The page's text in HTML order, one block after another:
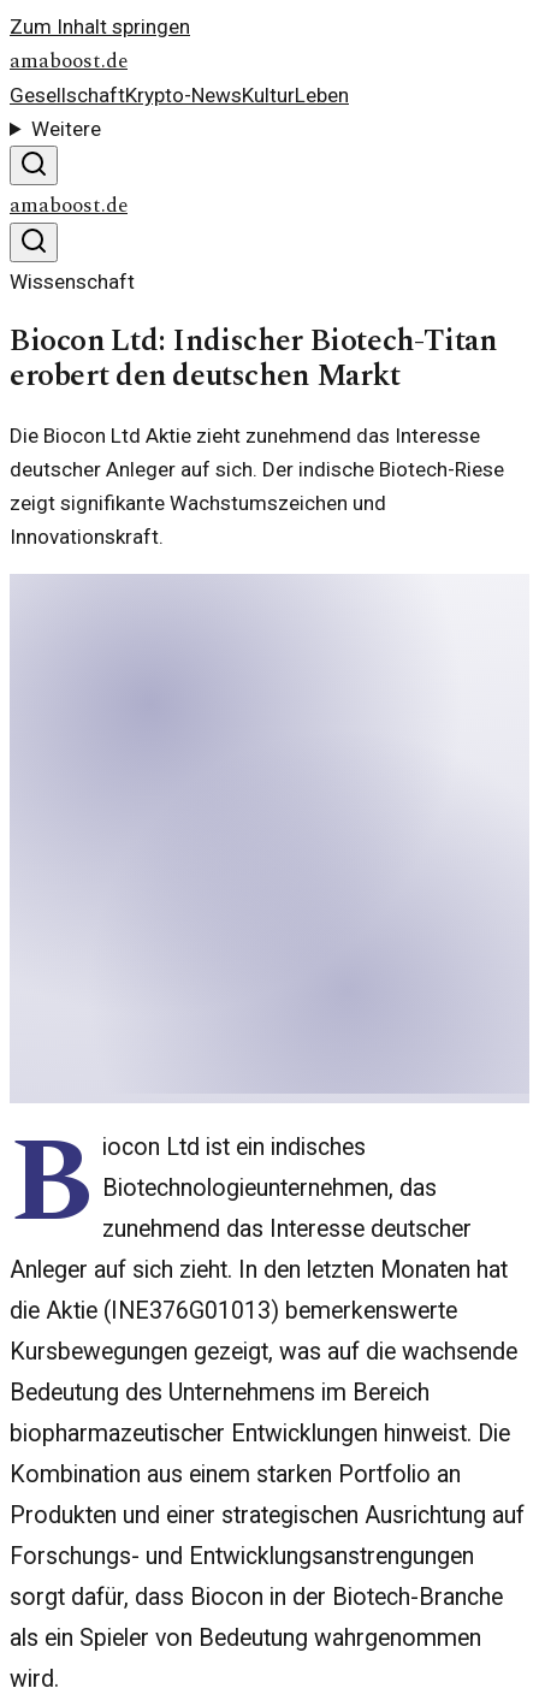
Zum Inhalt springen
amaboost.de
GesellschaftKrypto-NewsKulturLeben
Weitere
amaboost.de
Wissenschaft
Biocon Ltd: Indischer Biotech-Titan
erobert den deutschen Markt
Die Biocon Ltd Aktie zieht zunehmend das Interesse
deutscher Anleger auf sich. Der indische Biotech-Riese
zeigt signifikante Wachstumszeichen und
Innovationskraft.
B iocon Ltd ist ein indisches
Biotechnologieunternehmen, das
zunehmend das Interesse deutscher
Anleger auf sich zieht. In den letzten Monaten hat
die Aktie (INE376G01013) bemerkenswerte
Kursbewegungen gezeigt, was auf die wachsende
Bedeutung des Unternehmens im Bereich
biopharmazeutischer Entwicklungen hinweist. Die
Kombination aus einem starken Portfolio an
Produkten und einer strategischen Ausrichtung auf
Forschungs- und Entwicklungsanstrengungen
sorgt dafür, dass Biocon in der Biotech-Branche
als ein Spieler von Bedeutung wahrgenommen
wird.